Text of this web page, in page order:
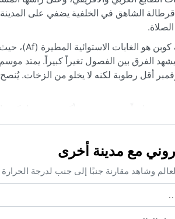
الشاهق في الخلفية يضفي على المدينة
يشهد الفرق بين الفصول تغيراً كبيراً.
أقل رطوبة لكنه لا يخلو من
ديسمبر وأبريل، تجلب رياحاً عاتية وأمطاراً
مع مدينة أخرى
وشاهد مقارنة جنبًا إلى جنب لدرجة